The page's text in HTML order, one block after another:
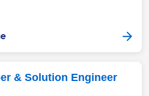
& Solution Engineer